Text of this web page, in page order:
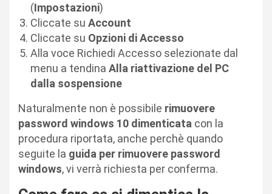
(Impostazioni)
Cliccate su Account
Cliccate su Opzioni di Accesso
Alla voce Richiedi Accesso selezionate dal
menu a tendina Alla riattivazione del PC
dalla sospensione
Naturalmente non è possibile rimuovere
password windows 10 dimenticata con la
procedura riportata, anche perchè quando
seguite la guida per rimuovere password
windows, vi verrà richiesta per conferma.